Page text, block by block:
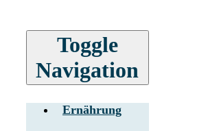
Toggle
Navigation
Ernährung